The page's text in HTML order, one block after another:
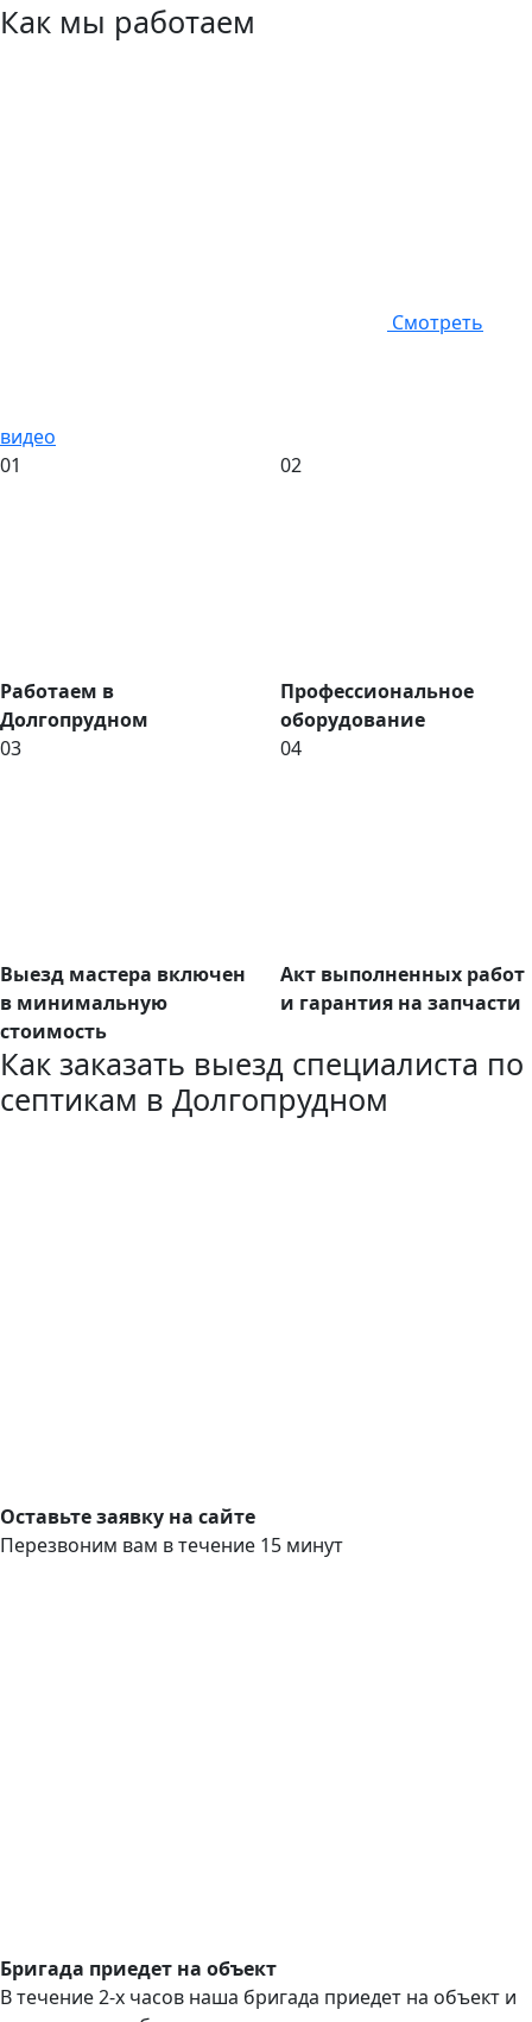
Как мы работаем
Смотреть
видео
01
Работаем в
Долгопрудном
02
Профессиональное
оборудование
03
Выезд мастера включен
в минимальную
стоимость
04
Акт выполненных работ
и гарантия на запчасти
Как заказать выезд специалиста по
септикам в Долгопрудном
Оставьте заявку на сайте
Перезвоним вам в течение 15 минут
Бригада приедет на объект
В течение 2-х часов наша бригада приедет на объект и